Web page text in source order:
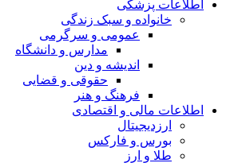
اطلاعات پزشکی
خانواده و سبک زندگی
عمومی و سرگرمی
مدارس و دانشگاه
اندیشه و دین
حقوقی و قضایی
فرهنگ و هنر
اطلاعات مالی و اقتصادی
ارزدیجیتال
بورس و فارکس
طلا و ارز